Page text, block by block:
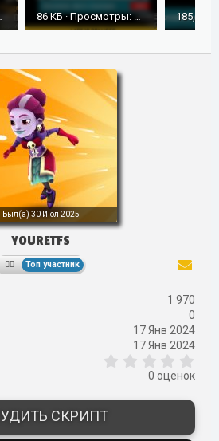
438 86 КБ · Просмотры: 443
Был(а) 30 Июл 2025
YOURETFS
Топ участник
1 970
0
17 Янв 2024
17 Янв 2024
,
з
в
0 оценок
СКРИПТ